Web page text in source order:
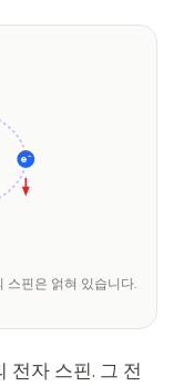
e⁻
스핀은 얽혀 있습니다.
전자 스핀. 그 전